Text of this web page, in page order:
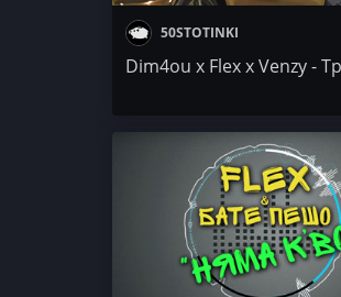
50STOTINKI
Dim4ou x Flex x Venzy -